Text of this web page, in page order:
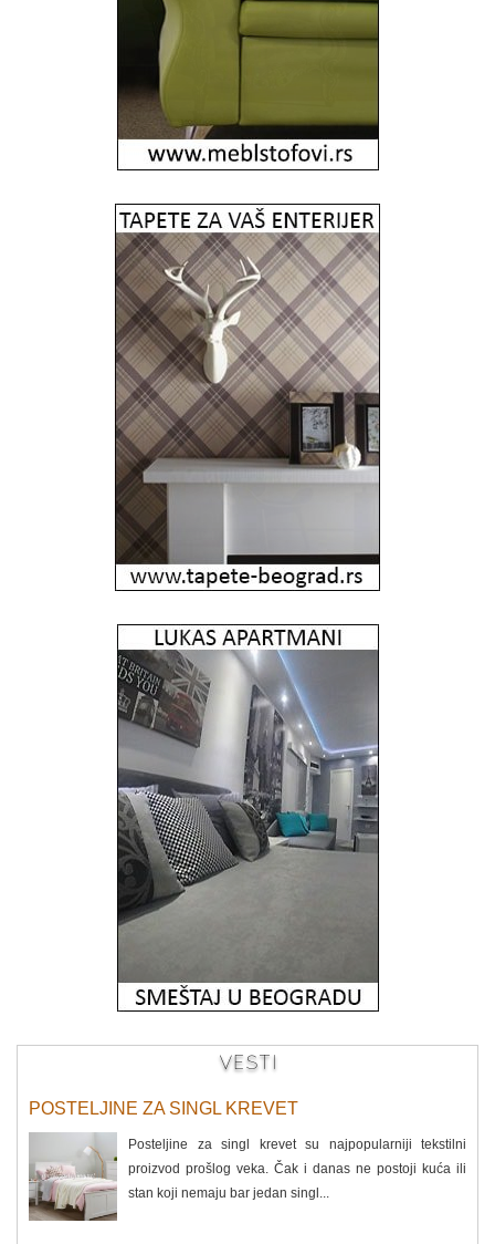
VESTI
POSTELJINE ZA SINGL KREVET
Posteljine za singl krevet su najpopularniji tekstilni
proizvod prošlog veka. Čak i danas ne postoji kuća ili
stan koji nemaju bar jedan singl...